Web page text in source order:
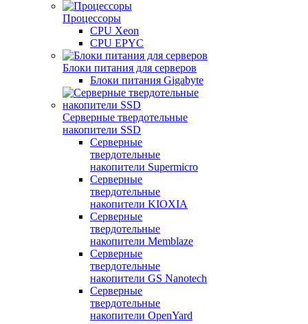
Процессоры
CPU Xeon
CPU EPYC
Блоки питания для серверов
Блоки питания Gigabyte
Серверные твердотельные
накопители SSD
Cерверные
твердотельные
накопители Supermicro
Cерверные
твердотельные
накопители KIOXIA
Cерверные
твердотельные
накопители Memblaze
Cерверные
твердотельные
накопители GS Nanotech
Серверные
твердотельные
накопители OpenYard